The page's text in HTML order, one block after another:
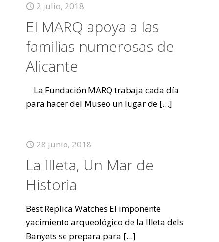
2 julio, 2018
El MARQ apoya a las
familias numerosas de
Alicante
La Fundación MARQ trabaja cada día
para hacer del Museo un lugar de […]
28 junio, 2018
La Illeta, Un Mar de
Historia
Best Replica Watches El imponente
yacimiento arqueológico de la Illeta dels
Banyets se prepara para […]